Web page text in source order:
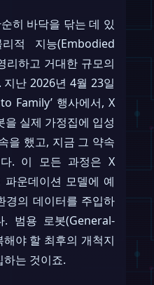
히 바닥을 닦는 데 있
적 지능(Embodied
리하고 거대한 규모의
난 2026년 4월 23일
Family’ 행사에서, X
실제 가정집에 입성
을 했고, 지금 그 약속
. 이 모든 과정은 X
파운데이션 모델에 예
경의 데이터를 주입하
. 범용 로봇(General-
야 할 최후의 개척지
하는 것이죠.